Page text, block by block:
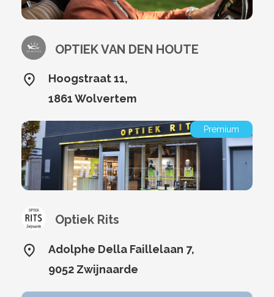
OPTIEK VAN DEN HOUTE
Hoogstraat 11,
1861 Wolvertem
Premium
Optiek Rits
Adolphe Della Faillelaan 7,
9052 Zwijnaarde